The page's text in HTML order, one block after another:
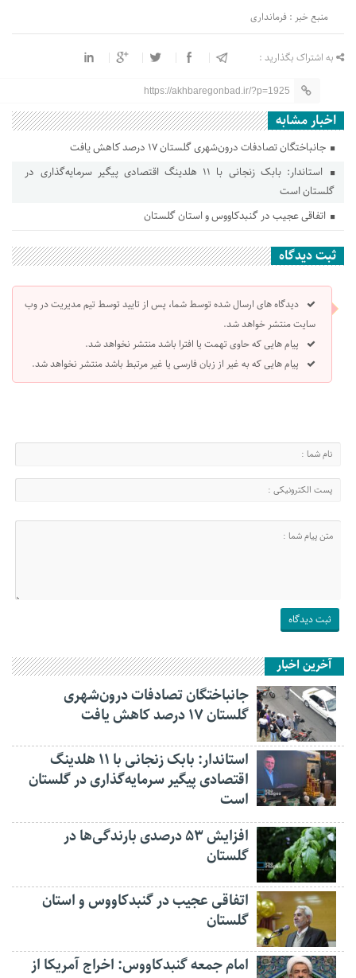
منبع خبر : فرمانداری
به اشتراک بگذارید :
https://akhbaregonbad.ir/?p=1925
اخبار مشابه
جانباختگان تصادفات درون‌شهری گلستان ۱۷ درصد کاهش یافت
استاندار: بابک زنجانی با ۱۱ هلدینگ اقتصادی پیگیر سرمایه‌گذاری در
گلستان است
اتفاقی عجیب در‌ گنبدکاووس و استان گلستان
ثبت دیدگاه
دیدگاه های ارسال شده توسط شما، پس از تایید توسط تیم مدیریت در وب
سایت منتشر خواهد شد.
پیام هایی که حاوی تهمت یا افترا باشد منتشر نخواهد شد.
پیام هایی که به غیر از زبان فارسی یا غیر مرتبط باشد منتشر نخواهد شد.
آخرین اخبار
جانباختگان تصادفات درون‌شهری
گلستان ۱۷ درصد کاهش یافت
استاندار: بابک زنجانی با ۱۱ هلدینگ
اقتصادی پیگیر سرمایه‌گذاری در گلستان
است
افزایش ۵۳ درصدی بارندگی‌ها در
گلستان
اتفاقی عجیب در‌ گنبدکاووس و استان
گلستان
امام جمعه گنبدکاووس: اخراج آمریکا از